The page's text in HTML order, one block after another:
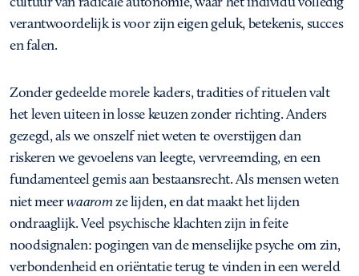
verantwoordelijk is voor zijn eigen geluk, betekenis, succes
en falen.
Zonder gedeelde morele kaders, tradities of rituelen valt
het leven uiteen in losse keuzen zonder richting. Anders
gezegd, als we onszelf niet weten te overstijgen dan
riskeren we gevoelens van leegte, vervreemding, en een
fundamenteel gemis aan bestaansrecht. Als mensen weten
niet meerwaaromze lijden, en dat maakt het lijden
ondraaglijk. Veel psychische klachten zijn in feite
noodsignalen: pogingen van de menselijke psyche om zin,
verbondenheid en oriëntatie terug te vinden in een wereld